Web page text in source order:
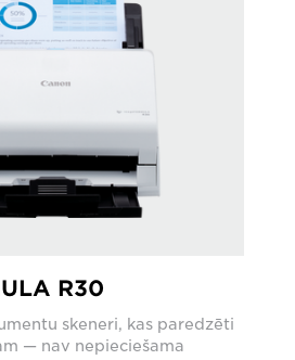
R30
skeneri, kas paredzēti
— nav nepieciešama